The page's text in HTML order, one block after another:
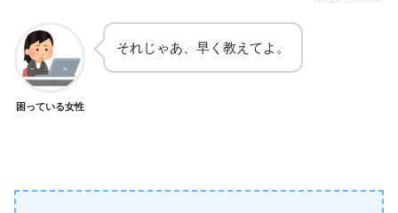
困っている女性
それじゃあ、早く教えてよ。